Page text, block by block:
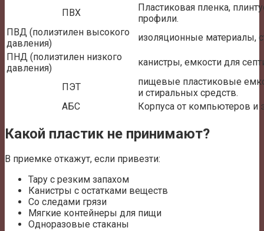
ПВХ
Пластиковая пленка,
профили.
ПВД (полиэтилен высокого
давления)
изоляционные материалы,
ПНД (полиэтилен низкого
давления)
канистры, емкости для
ПЭТ
пищевые пластиковые
и стиральных средств.
АБС
Корпуса от компьютеров и
Какой пластик не принимают?
В приемке откажут, если привезти:
Тару с резким запахом
Канистры с остатками веществ
Со следами грязи
Мягкие контейнеры для пищи
Одноразовые стаканы